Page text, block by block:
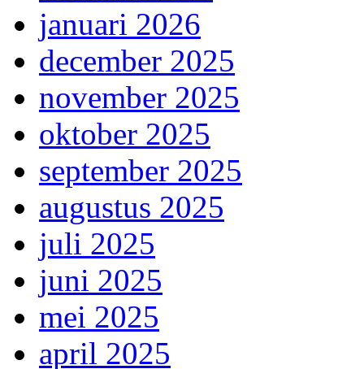
januari 2026
december 2025
november 2025
oktober 2025
september 2025
augustus 2025
juli 2025
juni 2025
mei 2025
april 2025